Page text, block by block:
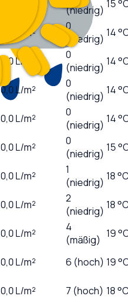
(niedrig) 15
L/m²
0
(niedrig) 14
0,0L/m²
0
(niedrig) 14
0,0 L/m²
0
(niedrig) 14
0,0L/m²
0
(niedrig) 14
0,0L/m²
0
(niedrig) 15
0,0L/m²
1
(niedrig) 18
0,0L/m²
2
(niedrig) 18
0,0L/m²
4
(mäßig) 19
0,0L/m² 6 (hoch) 19
0,0L/m² 7 (hoch) 18